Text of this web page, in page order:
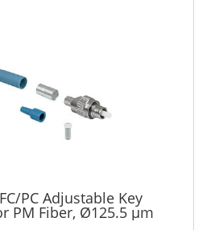
PC Adjustable Key
PM Fiber, Ø125.5 µm